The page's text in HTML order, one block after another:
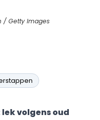
/ Getty Images
volgens oud